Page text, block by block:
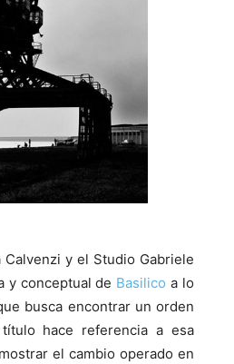
Calvenzi y el Studio Gabriele
y conceptual de Basilicoa lo
busca encontrar un orden
hace referencia a esa
el cambio operado en